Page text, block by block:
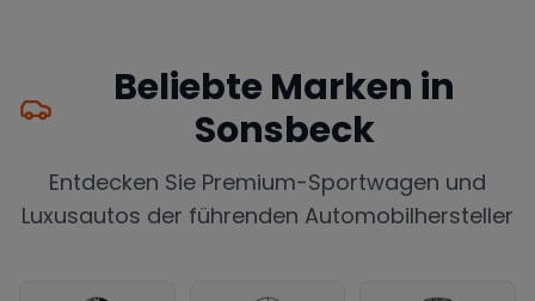
Beliebte Marken in
Sonsbeck
Entdecken Sie Premium-Sportwagen und
Luxusautos der führenden Automobilhersteller